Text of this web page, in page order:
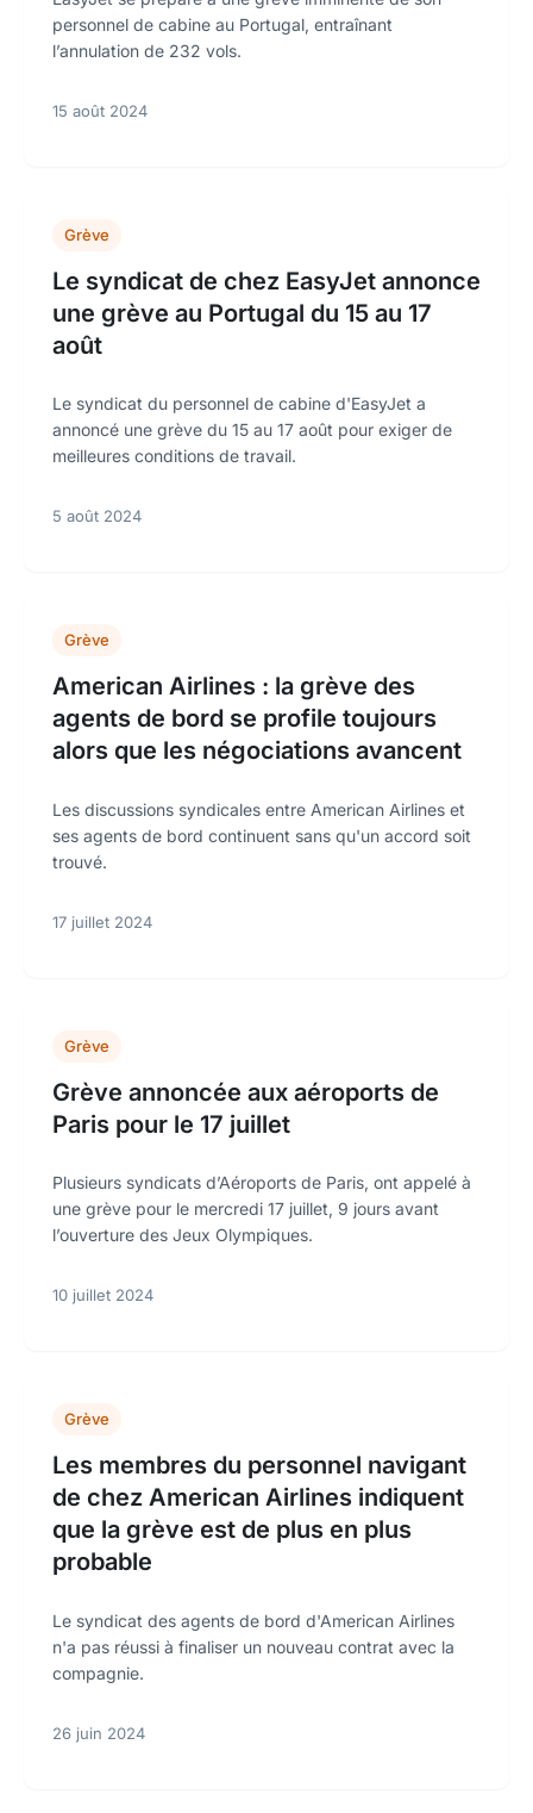
personnel de cabine au Portugal, entraînant
l’annulation de 232 vols.
15 août 2024
Grève
Le syndicat de chez EasyJet annonce
une grève au Portugal du 15 au 17
août
Le syndicat du personnel de cabine d'EasyJet a
annoncé une grève du 15 au 17 août pour exiger de
meilleures conditions de travail.
5 août 2024
Grève
American Airlines : la grève des
agents de bord se profile toujours
alors que les négociations avancent
Les discussions syndicales entre American Airlines et
ses agents de bord continuent sans qu'un accord soit
trouvé.
17 juillet 2024
Grève
Grève annoncée aux aéroports de
Paris pour le 17 juillet
Plusieurs syndicats d’Aéroports de Paris, ont appelé à
une grève pour le mercredi 17 juillet, 9 jours avant
l’ouverture des Jeux Olympiques.
10 juillet 2024
Grève
Les membres du personnel navigant
de chez American Airlines indiquent
que la grève est de plus en plus
probable
Le syndicat des agents de bord d'American Airlines
n'a pas réussi à finaliser un nouveau contrat avec la
compagnie.
26 juin 2024